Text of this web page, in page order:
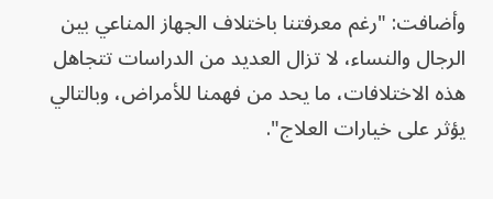
وأضافت: "رغم معرفتنا باختلاف الجهاز المناعي بين
الرجال والنساء، لا تزال العديد من الدراسات تتجاهل
هذه الاختلافات، ما يحد من ‌فهمنا ‌للأمراض، وبالتالي
يؤثر على خيارات العلاج".